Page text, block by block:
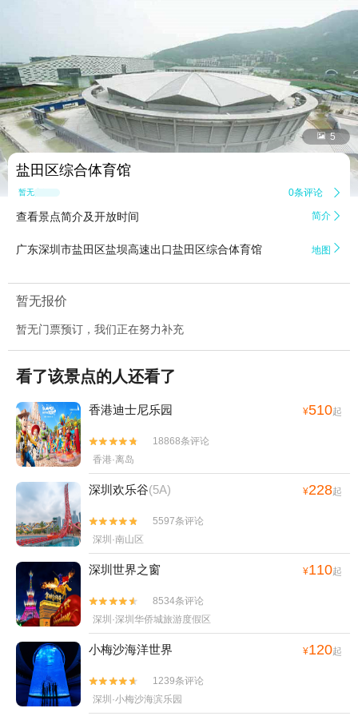
 5
盐田区综合体育馆
暂无点评 0条评论 
查看景点简介及开放时间 简介 
广东深圳市盐田区盐坝高速出口盐田区综合体育馆 地图 
暂无报价
暂无门票预订，我们正在努力补充
看了该景点的人还看了
香港迪士尼乐园 ¥510起


18868条评论
香港·离岛
深圳欢乐谷(5A) ¥228起


5597条评论
深圳·南山区
深圳世界之窗 ¥110起


8534条评论
深圳·深圳华侨城旅游度假区
小梅沙海洋世界 ¥120起


1239条评论
深圳·小梅沙海滨乐园